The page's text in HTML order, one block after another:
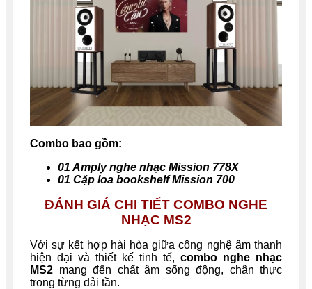
Combo bao gồm:
01 Amply nghe nhạc Mission 778X
01 Cặp loa bookshelf Mission 700
ĐÁNH GIÁ CHI TIẾT COMBO NGHE
NHẠC MS2
Với sự kết hợp hài hòa giữa công nghệ âm thanh
hiện đại và thiết kế tinh tế, combo nghe nhạc
MS2 mang đến chất âm sống động, chân thực
trong từng dải tần.